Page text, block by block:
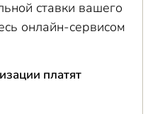
ставки вашего
онлайн-сервисом
платят